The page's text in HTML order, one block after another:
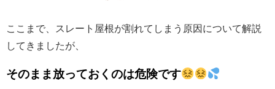
ここまで、スレート屋根が割れてしまう原因について解説
してきましたが、
そのまま放っておくのは危険です